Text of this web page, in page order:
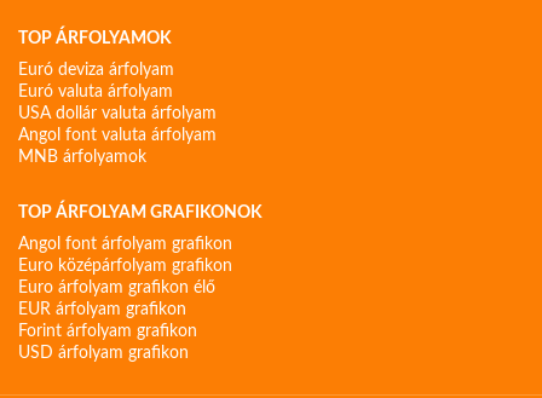
TOP ÁRFOLYAMOK
Euró deviza árfolyam
Euró valuta árfolyam
USA dollár valuta árfolyam
Angol font valuta árfolyam
MNB árfolyamok
TOP ÁRFOLYAM GRAFIKONOK
Angol font árfolyam grafikon
Euro középárfolyam grafikon
Euro árfolyam grafikon élő
EUR árfolyam grafikon
Forint árfolyam grafikon
USD árfolyam grafikon